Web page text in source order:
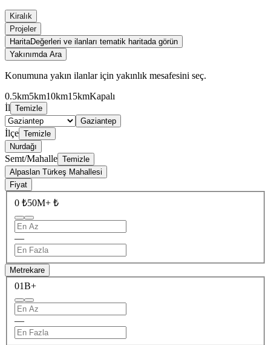
Kiralık
Projeler
HaritaDeğerleri ve ilanları tematik haritada görün
Yakınımda Ara
Konumuna yakın ilanlar için yakınlık mesafesini seç.
0.5km5km10km15kmKapalı
İl Temizle
Gaziantep
İlçe Temizle
Nurdağı
Semt/Mahalle Temizle
Alpaslan Türkeş Mahallesi
Fiyat
0 ₺50M+ ₺
—
Metrekare
01B+
—